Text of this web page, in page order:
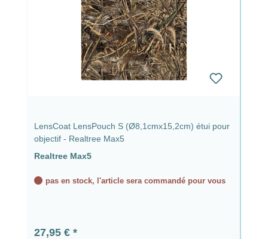
LensCoat LensPouch S (Ø8,1cmx15,2cm) étui pour
objectif - Realtree Max5
Realtree Max5
pas en stock, l'article sera commandé pour vous
Prix régulier :
27,95 €